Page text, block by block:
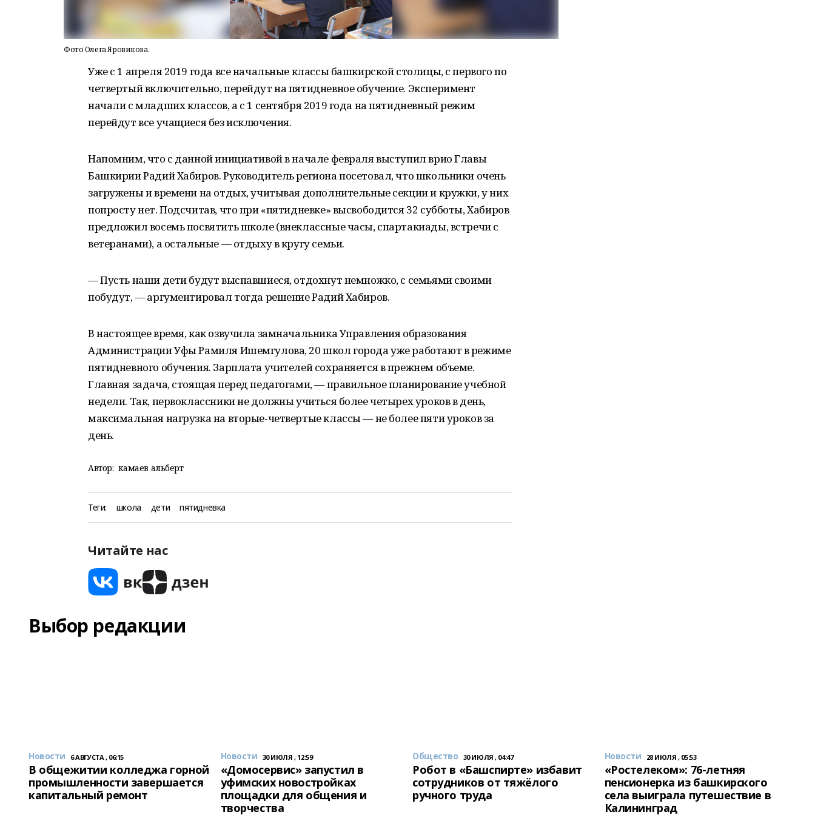
Фото Олега Яровикова.
Уже с 1 апреля 2019 года все начальные классы башкирской столицы, с первого по
четвертый включительно, перейдут на пятидневное обучение. Эксперимент
начали с младших классов, а с 1 сентября 2019 года на пятидневный режим
перейдут все учащиеся без исключения.
Напомним, что с данной инициативой в начале февраля выступил врио Главы
Башкирии Радий Хабиров. Руководитель региона посетовал, что школьники очень
загружены и времени на отдых, учитывая дополнительные секции и кружки, у них
попросту нет. Подсчитав, что при «пятидневке» высвободится 32 субботы, Хабиров
предложил восемь посвятить школе (внеклассные часы, спартакиады, встречи с
ветеранами), а остальные — отдыху в кругу семьи.
— Пусть наши дети будут выспавшиеся, отдохнут немножко, с семьями своими
побудут, — аргументировал тогда решение Радий Хабиров.
В настоящее время, как озвучила замначальника Управления образования
Администрации Уфы Рамиля Ишемгулова, 20 школ города уже работают в режиме
пятидневного обучения. Зарплата учителей сохраняется в прежнем объеме.
Главная задача, стоящая перед педагогами, — правильное планирование учебной
недели. Так, первоклассники не должны учиться более четырех уроков в день,
максимальная нагрузка на вторые-четвертые классы — не более пяти уроков за
день.
Автор: камаев альберт
Теги: школа дети пятидневка
Читайте нас
Выбор редакции
Новости 6 АВГУСТА , 06:15
В общежитии колледжа горной
промышленности завершается
капитальный ремонт
Новости 30 ИЮЛЯ , 12:59
«Домосервис» запустил в
уфимских новостройках
площадки для общения и
творчества
Общество 30 ИЮЛЯ , 04:47
Робот в «Башспирте» избавит
сотрудников от тяжёлого
ручного труда
Новости 28 ИЮЛЯ , 05:53
«Ростелеком»: 76-летняя
пенсионерка из башкирского
села выиграла путешествие в
Калининград